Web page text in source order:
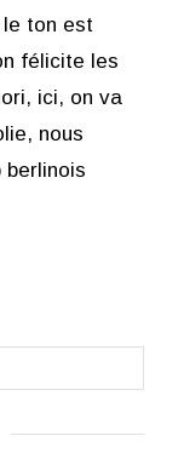
le ton est
félicite les
ici, on va
nous
berlinois